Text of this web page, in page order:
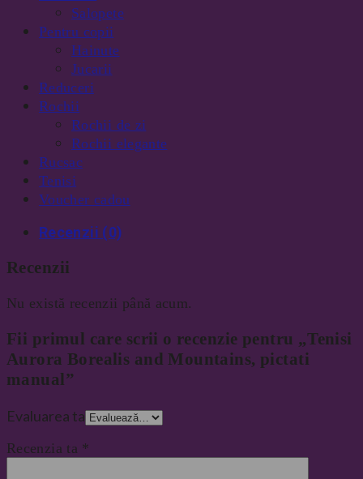
Salopete
Pentru copii
Hainute
Jucarii
Reduceri
Rochii
Rochii de zi
Rochii elegante
Rucsac
Tenisi
Voucher cadou
Recenzii (0)
Recenzii
Nu există recenzii până acum.
Fii primul care scrii o recenzie pentru „Tenisi
Aurora Borealis and Mountains, pictati
manual”
Evaluarea ta
Recenzia ta *